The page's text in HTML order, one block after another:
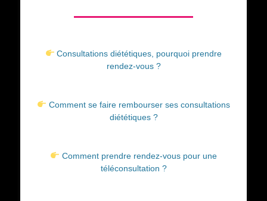
Consultations diététiques, pourquoi prendre
rendez-vous ?
Comment se faire rembourser ses consultations
diététiques ?
Comment prendre rendez-vous pour une
téléconsultation ?